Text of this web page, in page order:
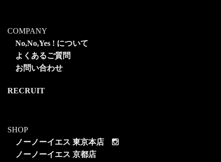
COMPANY
No,No,Yes ! について
よくあるご質問
お問い合わせ
RECRUIT
SHOP
ノーノーイエス 東京本店
ノーノーイエス 京都店